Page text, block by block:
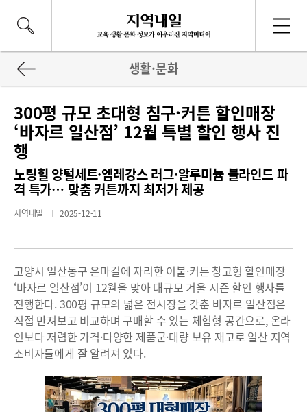
생활·문화
300평 규모 초대형 침구·커튼 할인매장
‘바자르 일산점’ 12월 특별 할인 행사 진
행
노팅힐 양털세트·엠레강스 러그·알루미늄 블라인드 파
격 특가… 맞춤 커튼까지 최저가 제공
지역내일 2025-12-11
고양시 일산동구 은마길에 자리한 이불·커튼 창고형 할인매장
‘바자르 일산점’이 12월을 맞아 대규모 겨울 시즌 할인 행사를
진행한다. 300평 규모의 넓은 전시장을 갖춘 바자르 일산점은
직접 만져보고 비교하며 구매할 수 있는 체험형 공간으로, 온라
인보다 저렴한 가격·다양한 제품군·대량 보유 재고로 일산 지역
소비자들에게 잘 알려져 있다.